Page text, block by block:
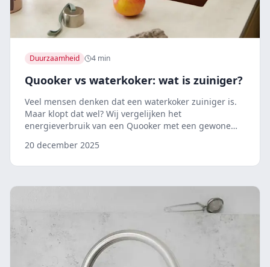
Duurzaamheid 4 min
Quooker vs waterkoker: wat is zuiniger?
Veel mensen denken dat een waterkoker zuiniger is.
Maar klopt dat wel? Wij vergelijken het
energieverbruik van een Quooker met een gewone
20 december 2025